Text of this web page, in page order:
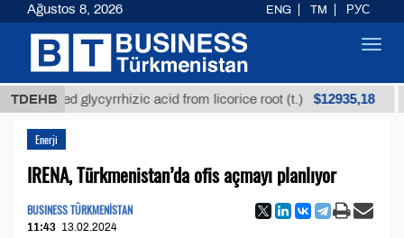
TDEHBglycyrrhizic acid from licorice root (t.) $12935,18
Enerji
IRENA, Türkmenistan’da ofis açmayı planlıyor
BUSINESS TÜRKMENİSTAN
11:43 13.02.2024
Ağustos 8, 2026 ENG TM РУС